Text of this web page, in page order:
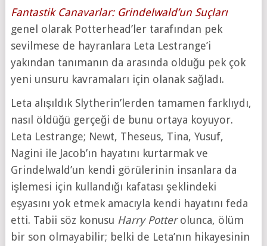
Fantastik Canavarlar: Grindelwald’un Suçları
genel olarak Potterhead’ler tarafından pek
sevilmese de hayranlara Leta Lestrange’i
yakından tanımanın da arasında olduğu pek çok
yeni unsuru kavramaları için olanak sağladı.
Leta alışıldık Slytherin’lerden tamamen farklıydı,
nasıl öldüğü gerçeği de bunu ortaya koyuyor.
Leta Lestrange; Newt, Theseus, Tina, Yusuf,
Nagini ile Jacob’ın hayatını kurtarmak ve
Grindelwald’un kendi görülerinin insanlara da
işlemesi için kullandığı kafatası şeklindeki
eşyasını yok etmek amacıyla kendi hayatını feda
etti. Tabii söz konusu Harry Potterolunca, ölüm
bir son olmayabilir; belki de Leta’nın hikayesinin